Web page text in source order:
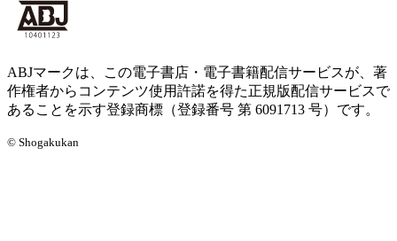
ABJマークは、この電子書店・電子書籍配信サービスが、著
作権者からコンテンツ使用許諾を得た正規版配信サービスで
あることを示す登録商標（登録番号 第 6091713 号）です。
© Shogakukan